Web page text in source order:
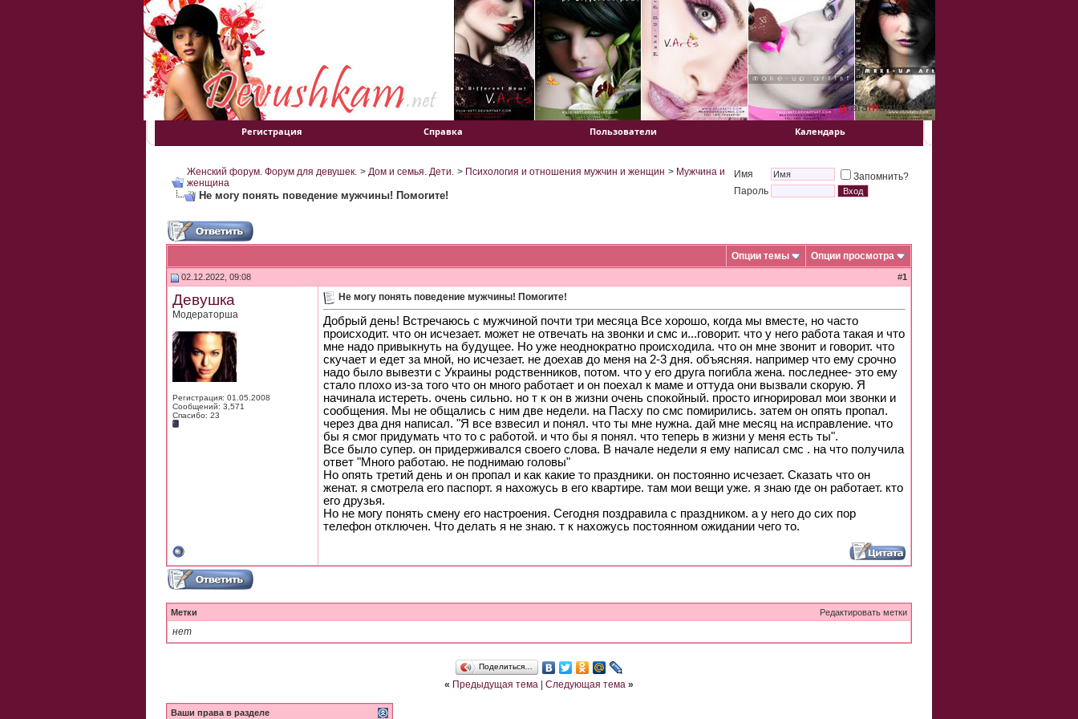
Регистрация Справка Пользователи Календарь
Женский форум. Форум для девушек. > Дом и семья. Дети. > Психология и отношения мужчин и женщин > Мужчина и
женщина
Не могу понять поведение мужчины! Помогите!
Имя
Запомнить?
Пароль
Опции темы Опции просмотра
02.12.2022, 09:08 #1
Девушка
Модераторша
Регистрация: 01.05.2008
Сообщений: 3,571
Спасибо: 23
Не могу понять поведение мужчины! Помогите!
Добрый день! Встречаюсь с мужчиной почти три месяца Все хорошо, когда мы вместе, но часто
происходит. что он исчезает. может не отвечать на звонки и смс и...говорит. что у него работа такая и что
мне надо привыкнуть на будущее. Но уже неоднократно происходила. что он мне звонит и говорит. что
скучает и едет за мной, но исчезает. не доехав до меня на 2-3 дня. объясняя. например что ему срочно
надо было вывезти с Украины родственников, потом. что у его друга погибла жена. последнее- это ему
стало плохо из-за того что он много работает и он поехал к маме и оттуда они вызвали скорую. Я
начинала истереть. очень сильно. но т к он в жизни очень спокойный. просто игнорировал мои звонки и
сообщения. Мы не общались с ним две недели. на Пасху по смс помирились. затем он опять пропал.
через два дня написал. "Я все взвесил и понял. что ты мне нужна. дай мне месяц на исправление. что
бы я смог придумать что то с работой. и что бы я понял. что теперь в жизни у меня есть ты".
Все было супер. он придерживался своего слова. В начале недели я ему написал смс . на что получила
ответ "Много работаю. не поднимаю головы"
Но опять третий день и он пропал и как какие то праздники. он постоянно исчезает. Сказать что он
женат. я смотрела его паспорт. я нахожусь в его квартире. там мои вещи уже. я знаю где он работает. кто
его друзья.
Но не могу понять смену его настроения. Сегодня поздравила с праздником. а у него до сих пор
телефон отключен. Что делать я не знаю. т к нахожусь постоянном ожидании чего то.
Редактировать метки
Метки
нет
Поделиться…
« Предыдущая тема Следующая тема »
Ваши права в разделе